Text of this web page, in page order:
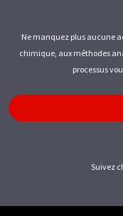
Ne manquez plus aucune
chimique, aux méthodes
processus
Suivez